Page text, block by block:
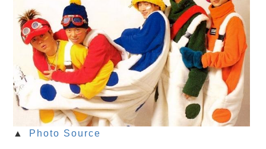
▲ Photo Source